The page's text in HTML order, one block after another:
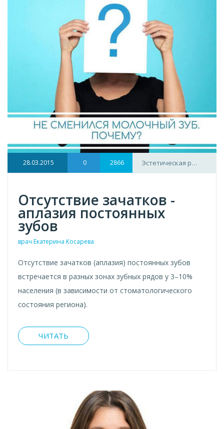
28.03.2015 0 2866 Эстетическая р…
Отсутствие зачатков -
аплазия постоянных
зубов
врач Екатерина Косарева
Отсутствие зачатков (аплазия) постоянных зубов
встречается в разных зонах зубных рядов у 3–10%
населения (в зависимости от стоматологического
состояния региона).
ЧИТАТЬ